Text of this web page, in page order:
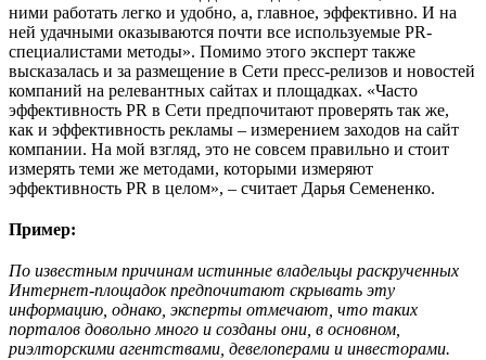
ними работать легко и удобно, а, главное, эффективно. И на
ней удачными оказываются почти все используемые PR-
специалистами методы». Помимо этого эксперт также
высказалась и за размещение в Сети пресс-релизов и новостей
компаний на релевантных сайтах и площадках. «Часто
эффективность PR в Сети предпочитают проверять так же,
как и эффективность рекламы – измерением заходов на сайт
компании. На мой взгляд, это не совсем правильно и стоит
измерять теми же методами, которыми измеряют
эффективность PR в целом», – считает Дарья Семененко.
Пример:
По известным причинам истинные владельцы раскрученных
Интернет-площадок предпочитают скрывать эту
информацию, однако, эксперты отмечают, что таких
порталов довольно много и созданы они, в основном,
риэлторскими агентствами, девелоперами и инвесторами.